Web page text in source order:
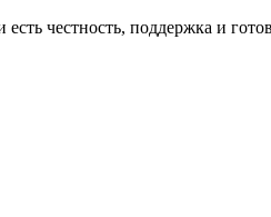
честность, поддержка и